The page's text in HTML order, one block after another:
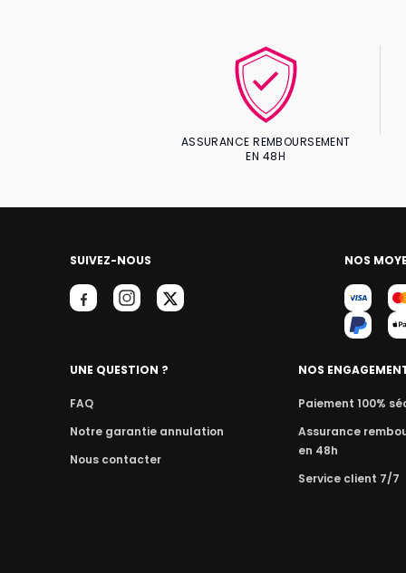
ASSURANCE REMBOURSEMENT
EN 48H
SUIVEZ-NOUS NOS
UNE QUESTION ?
FAQ
Notre garantie annulation
Nous contacter
NOS
Paiement 100%
Assurance
en 48h
Service client 7/7